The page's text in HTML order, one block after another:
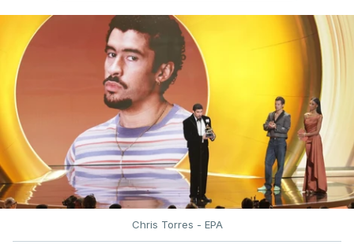
Chris Torres - EPA